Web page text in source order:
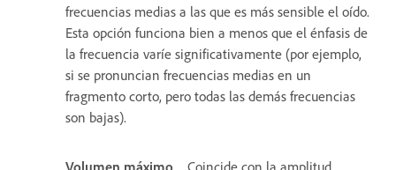
frecuencias medias a las que es más sensible el oído.
Esta opción funciona bien a menos que el énfasis de
la frecuencia varíe significativamente (por ejemplo,
si se pronuncian frecuencias medias en un
fragmento corto, pero todas las demás frecuencias
son bajas).
Volumen máximo
Coincide con la amplitud